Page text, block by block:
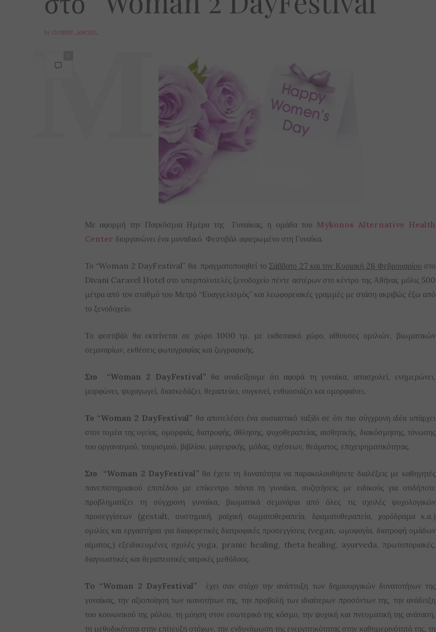
by GOSSIP_ANGEL
Με αφορμή την Παγκόσμια Ημέρα της Γυναίκας, η ομάδα του Mykonos Alternative Health
Center διοργανώνει ένα μοναδικό Φεστιβάλ αφιερωμένο στη Γυναίκα.
Το “Woman 2 DayFestival” θα πραγματοποιηθεί το Σάββατο 27 και την Κυριακή 28 Φεβρουαρίου στο
Divani Caravel Hotel στο υπερπολυτελές ξενοδοχείο πέντε αστέρων στο κέντρο της Αθήνας μόλις 500
μέτρα από τον σταθμό του Μετρό “Ευαγγελισμός” και λεωφορειακές γραμμές με στάση ακριβώς έξω από
το ξενοδοχείο.
Το φεστιβάλ θα εκτείνεται σε χώρο 1000 τμ. με εκθεσιακό χώρο, αίθουσες ομιλιών, βιωματικών
σεμιναρίων, εκθέσεις φωτογραφίας και ζωγραφικής.
Στο “Woman 2 DayFestival” θα αναδείξουμε ότι αφορά τη γυναίκα, απασχολεί, ενημερώνει,
μορφώνει, ψυχαγωγεί, διασκεδάζει, θεραπεύει, συγκινεί, ενθουσιάζει και ομορφαίνει.
Το “Woman 2 DayFestival” θα αποτελέσει ένα ουσιαστικό ταξίδι σε ότι πιο σύγχρονη ιδέα υπάρχει
στον τομέα της υγείας, ομορφιάς, διατροφής, άθλησης, ψυχοθεραπείας, αισθητικής, διακόσμησης, τόνωσης
του οργανισμού, τουρισμού, βιβλίου, μαγειρικής, μόδας, σχέσεων, θεάματος, επιχειρηματικότητας.
Στο “Woman 2 DayFestival” θα έχετε τη δυνατότητα να παρακολουθήσετε διαλέξεις με καθηγητές
πανεπιστημιακού επιπέδου με επίκεντρο πάντα τη γυναίκα, συζητήσεις με ειδικούς για οτιδήποτε
προβληματίζει τη σύγχρονη γυναίκα, βιωματικά σεμινάρια από όλες τις σχολές ψυχολογικών
προσεγγίσεων (gestalt, συστημική, ραϊχική σωματοθεραπεία, δραματοθεραπεία, χορόδραμα κ.α.)
ομιλίες και εργαστήρια για διαφορετικές διατροφικές προσεγγίσεις (vegan, ωμοφαγία, διατροφή ομάδων
αίματος,) εξειδικευμένες σχολές yoga, pranic healing, theta healing, ayurveda, πρωτοποριακές,
διαγνωστικές και θεραπευτικές ιατρικές μεθόδους.
To “Woman 2 DayFestival” έχει σαν στόχο την ανάπτυξη των δημιουργικών δυνατοτήτων της
γυναίκας, την αξιοποίηση των ικανοτήτων της, την προβολή των ιδιαίτερων προσόντων της, την ανάδειξη
του κοινωνικού της ρόλου, τη μύηση στον εσωτερικό της κόσμο, την ψυχική και πνευματική της ανάταση,
τη μεθοδικότητα στην επίτευξη στόχων, την ενδυνάμωση της ενεργητικότητας στην καθημερινότητά της, τη